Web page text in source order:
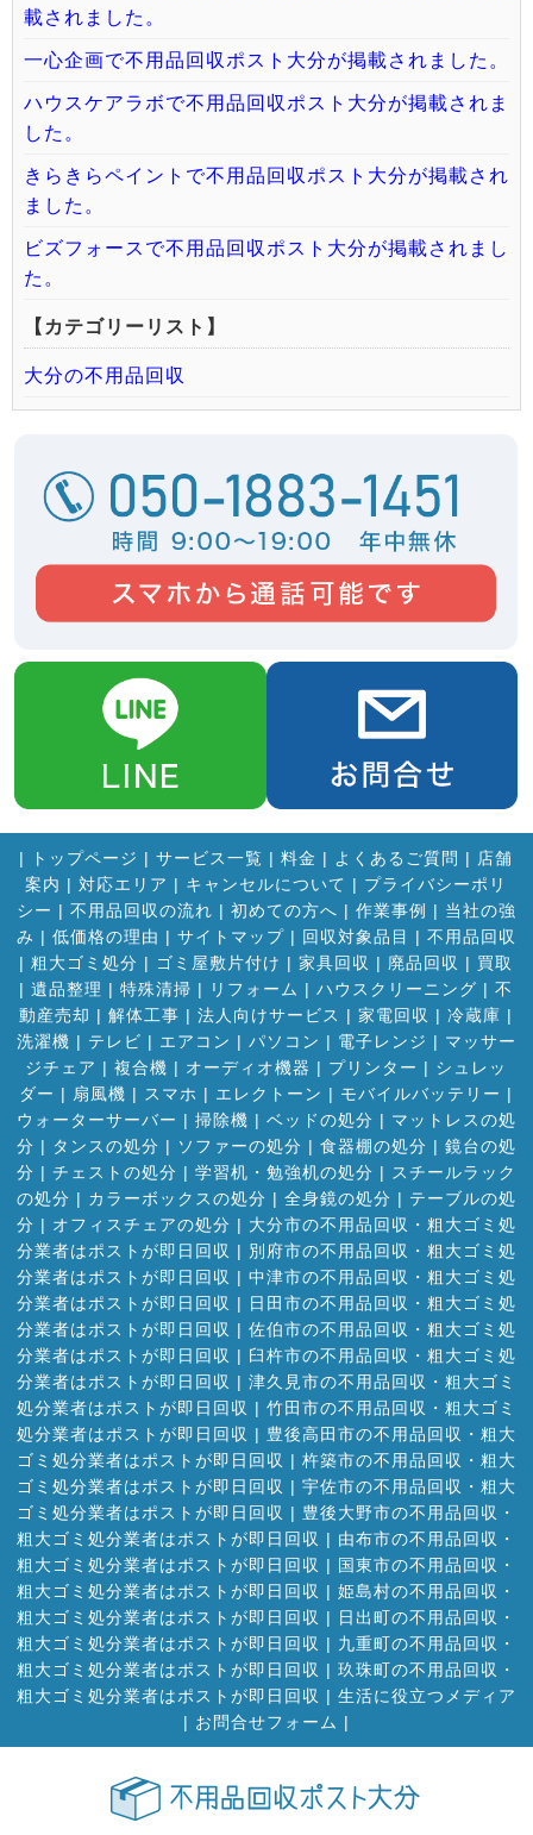
載されました。
一心企画で不用品回収ポスト大分が掲載されました。
ハウスケアラボで不用品回収ポスト大分が掲載されま
した。
きらきらペイントで不用品回収ポスト大分が掲載され
ました。
ビズフォースで不用品回収ポスト大分が掲載されまし
た。
【カテゴリーリスト】
大分の不用品回収
| トップページ | サービス一覧 | 料金 | よくあるご質問 | 店舗
案内 | 対応エリア | キャンセルについて | プライバシーポリ
シー | 不用品回収の流れ | 初めての方へ | 作業事例 | 当社の強
み | 低価格の理由 | サイトマップ| 回収対象品目 | 不用品回収
| 粗大ゴミ処分 | ゴミ屋敷片付け | 家具回収 | 廃品回収 | 買取
| 遺品整理 | 特殊清掃 | リフォーム | ハウスクリーニング | 不
動産売却 | 解体工事 | 法人向けサービス | 家電回収 | 冷蔵庫 |
洗濯機 | テレビ | エアコン | パソコン | 電子レンジ | マッサー
ジチェア | 複合機 | オーディオ機器 | プリンター | シュレッ
ダー | 扇風機 | スマホ | エレクトーン | モバイルバッテリー |
ウォーターサーバー | 掃除機 | ベッドの処分 | マットレスの処
分 | タンスの処分 | ソファーの処分 | 食器棚の処分 | 鏡台の処
分 | チェストの処分 | 学習机・勉強机の処分 | スチールラック
の処分 | カラーボックスの処分 | 全身鏡の処分 | テーブルの処
分 | オフィスチェアの処分 | 大分市の不用品回収・粗大ゴミ処
分業者はポストが即日回収 | 別府市の不用品回収・粗大ゴミ処
分業者はポストが即日回収 | 中津市の不用品回収・粗大ゴミ処
分業者はポストが即日回収 | 日田市の不用品回収・粗大ゴミ処
分業者はポストが即日回収 | 佐伯市の不用品回収・粗大ゴミ処
分業者はポストが即日回収 | 臼杵市の不用品回収・粗大ゴミ処
分業者はポストが即日回収 | 津久見市の不用品回収・粗大ゴミ
処分業者はポストが即日回収 | 竹田市の不用品回収・粗大ゴミ
処分業者はポストが即日回収 | 豊後高田市の不用品回収・粗大
ゴミ処分業者はポストが即日回収 | 杵築市の不用品回収・粗大
ゴミ処分業者はポストが即日回収 | 宇佐市の不用品回収・粗大
ゴミ処分業者はポストが即日回収 | 豊後大野市の不用品回収・
粗大ゴミ処分業者はポストが即日回収 | 由布市の不用品回収・
粗大ゴミ処分業者はポストが即日回収 | 国東市の不用品回収・
粗大ゴミ処分業者はポストが即日回収 | 姫島村の不用品回収・
粗大ゴミ処分業者はポストが即日回収 | 日出町の不用品回収・
粗大ゴミ処分業者はポストが即日回収 | 九重町の不用品回収・
粗大ゴミ処分業者はポストが即日回収 | 玖珠町の不用品回収・
粗大ゴミ処分業者はポストが即日回収 | 生活に役立つメディア
| お問合せフォーム |